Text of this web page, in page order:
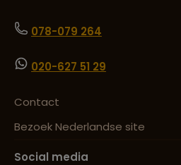
078-079 264
020-627 51 29
Contact
Bezoek Nederlandse site
Social media